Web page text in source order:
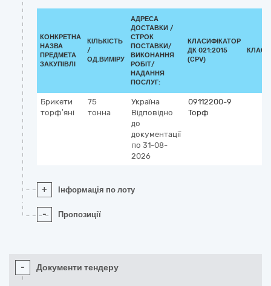
КОНКРЕТНА
НАЗВА
ПРЕДМЕТА
ЗАКУПІВЛІ
КІЛЬКІСТЬ
/
ОД.ВИМІРУ
АДРЕСА
ДОСТАВКИ /
СТРОК
ПОСТАВКИ/
ВИКОНАННЯ
РОБІТ/
НАДАННЯ
ПОСЛУГ:
КЛАСИФІКАТОР
ДК 021:2015
(CPV)
Брикети
торф’яні
75
тонна
Україна
Відповідно
до
документації
по 31-08-
2026
09112200-9
Торф
+ Інформація по лоту
- Пропозиції
- Документи тендеру